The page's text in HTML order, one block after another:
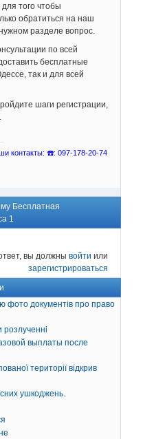
того чтобы
обратиться на наш
разделе вопрос.
по всей
бесплатные
так и для всей
шаги регистрации,
контакты: ☎️: 097-178-20-74
Бесплатная
1
вы должны войти или
зарегистрироваться
фото документів про право
розлученні
выплаты после
території відкрив
ушкоджень.